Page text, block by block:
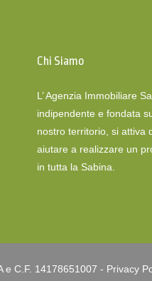
Chi Siamo
L’ Agenzia Immobiliare
indipendente e fondata
nostro territorio, si attiva
aiutare a realizzare un
in tutta la Sabina.
e C.F. 14178651007 - Privacy